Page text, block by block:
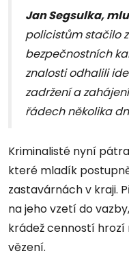
Jan Segsulka,
policistům stačilo
bezpečnostních
znalosti odhalili
zadržení a
řádech několika
Kriminalisté nyní
které mladík
zastavárnách v kraji.
na jeho vzetí do
krádež cenností hrozí
vězení.